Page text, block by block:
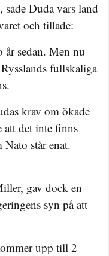
sade Duda vars land
och tillade:
sedan. Men nu
fullskaliga
krav om ökade
att det inte finns
står enat.
gav dock en
syn på att
upp till 2